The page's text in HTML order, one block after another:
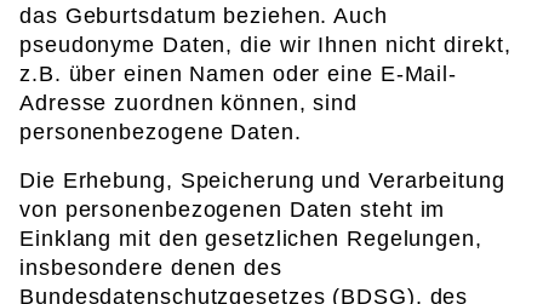
das Geburtsdatum beziehen. Auch
pseudonyme Daten, die wir Ihnen nicht direkt,
z.B. über einen Namen oder eine E-Mail-
Adresse zuordnen können, sind
personenbezogene Daten.
Die Erhebung, Speicherung und Verarbeitung
von personenbezogenen Daten steht im
Einklang mit den gesetzlichen Regelungen,
insbesondere denen des
Bundesdatenschutzgesetzes (BDSG), des